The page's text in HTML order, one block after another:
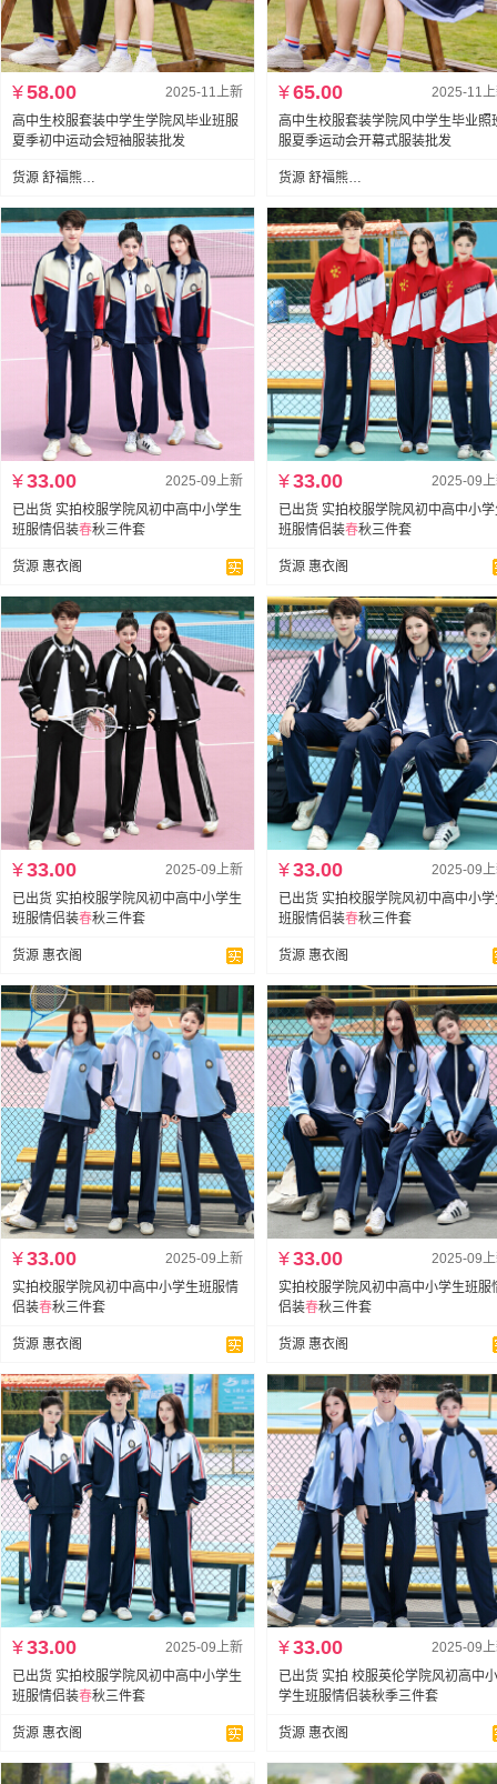
2025-11上新
¥58.00
高中生校服套装中学生学院风毕业班服
夏季初中运动会短袖服装批发
货源 舒福熊服饰有限公司
2025-11
¥65.00
高中生校服套装学院风中学生毕业照
服夏季运动会开幕式服装批发
货源 舒福熊服饰有限公司
2025-09上新
¥33.00
已出货 实拍校服学院风初中高中小学生
班服情侣装春秋三件套
货源 惠衣阁
2025-09
¥33.00
已出货 实拍校服学院风初中高中小
班服情侣装春秋三件套
货源 惠衣阁
2025-09上新
¥33.00
已出货 实拍校服学院风初中高中小学生
班服情侣装春秋三件套
货源 惠衣阁
2025-09
¥33.00
已出货 实拍校服学院风初中高中小
班服情侣装春秋三件套
货源 惠衣阁
2025-09上新
¥33.00
实拍校服学院风初中高中小学生班服情
侣装春秋三件套
货源 惠衣阁
2025-09
¥33.00
实拍校服学院风初中高中小学生班服
侣装春秋三件套
货源 惠衣阁
2025-09上新
¥33.00
已出货 实拍校服学院风初中高中小学生
班服情侣装春秋三件套
货源 惠衣阁
2025-09
¥33.00
已出货 实拍 校服英伦学院风初高中小
学生班服情侣装秋季三件套
货源 惠衣阁